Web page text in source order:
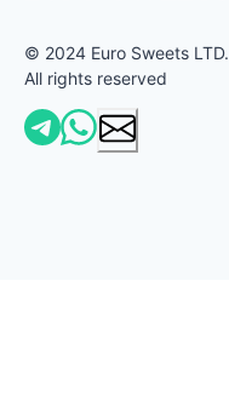
© 2024 Euro Sweets LTD.
All rights reserved